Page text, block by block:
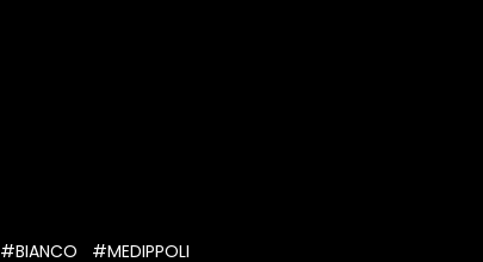
#BIANCO #MEDIPPOLI